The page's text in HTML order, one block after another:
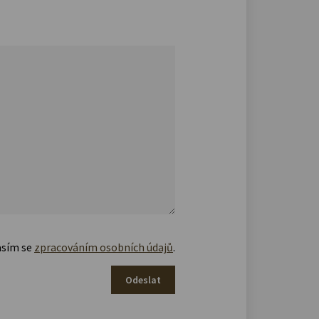
se zpracováním osobních údajů.
Odeslat